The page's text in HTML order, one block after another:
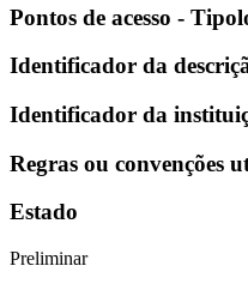
Pontos de acesso -
Identificador da
Identificador da
Regras ou convenções
Estado
Preliminar